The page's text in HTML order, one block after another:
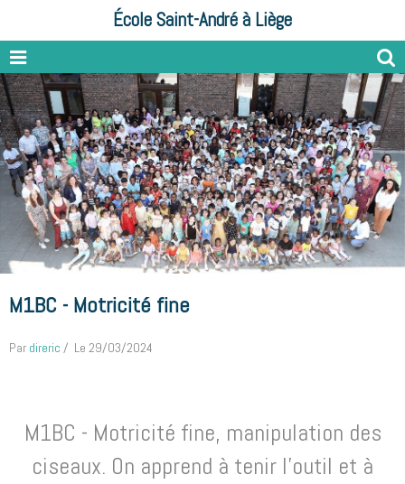
École Saint-André à Liège
M1BC - Motricité fine
Par direric Le 29/03/2024
M1BC - Motricité fine, manipulation des
ciseaux. On apprend à tenir l'outil et à